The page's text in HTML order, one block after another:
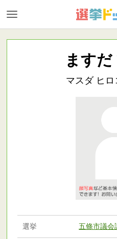
ますだ
マスダ ヒ
選挙 五條市議会